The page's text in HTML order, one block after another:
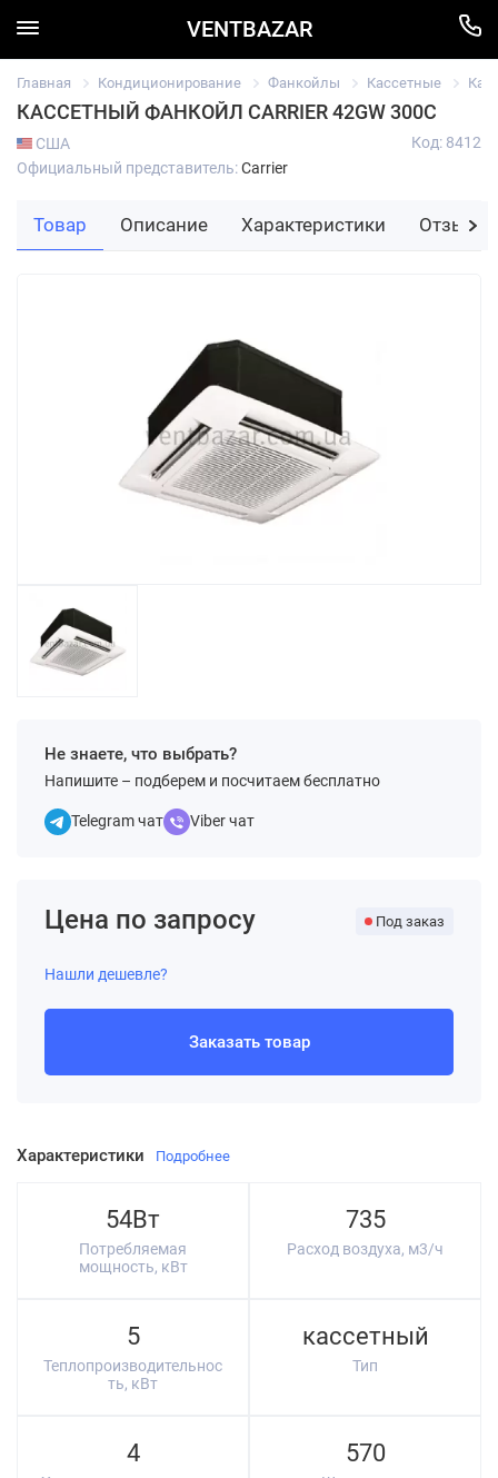
VENTBAZAR
Главная Кондиционирование Фанкойлы Кассетные
КАССЕТНЫЙ ФАНКОЙЛ CARRIER 42GW 300C
США
Официальный представитель:Carrier
Код: 8412
Не знаете, что выбрать?
Напишите – подберем и посчитаем бесплатно
Telegram чат Viber чат
Характеристики Подробнее
54Вт
Потребляемая
мощность, кВт
735
Расход воздуха, м3/ч
5
Теплопроизводительнос
ть, кВт
кассетный
Тип
4 570
Цена по запросу Под заказ
Нашли дешевле?
Заказать товар
Товар Описание Характеристики Отзывы